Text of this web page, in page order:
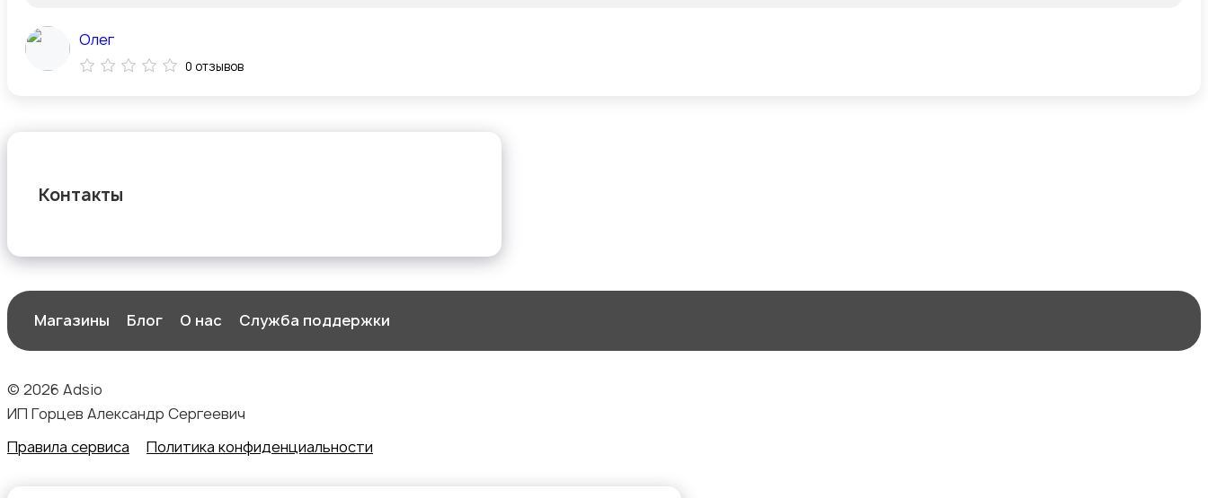
Олег
0 отзывов
Контакты
Магазины Блог О нас Служба поддержки
© 2026 Adsio
ИП Горцев Александр Сергеевич
Правила сервиса
Политика конфиденциальности